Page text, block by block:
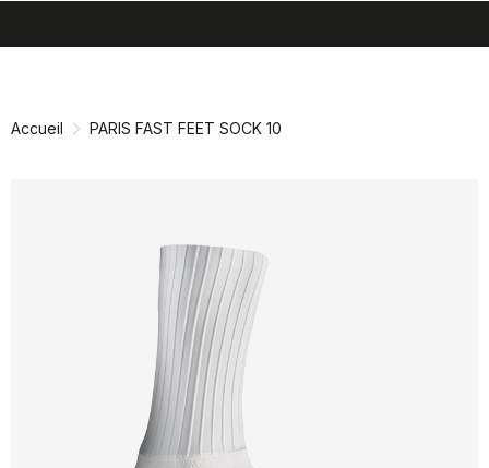
directement
navigation
Accueil PARIS FAST FEET SOCK 10